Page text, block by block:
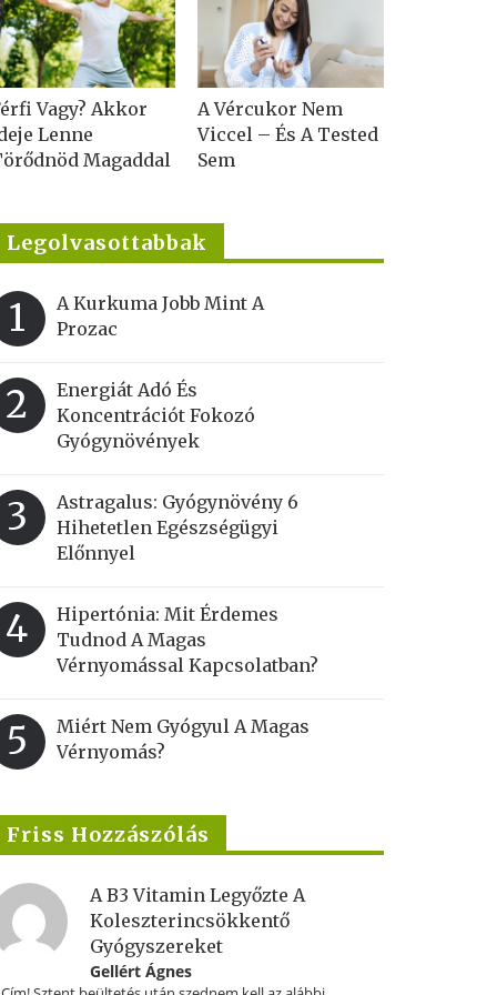
Vagy? Akkor
Lenne
Magaddal
A Vércukor Nem
Viccel – És A Tested
Sem
Legolvasottabbak
1
A Kurkuma Jobb Mint A
Prozac
2
Energiát Adó És
Koncentrációt Fokozó
Gyógynövények
3
Astragalus: Gyógynövény 6
Hihetetlen Egészségügyi
Előnnyel
4
Hipertónia: Mit Érdemes
Tudnod A Magas
Vérnyomással Kapcsolatban?
5
Miért Nem Gyógyul A Magas
Vérnyomás?
Friss Hozzászólás
A B3 Vitamin Legyőzte A
Koleszterincsökkentő
Gyógyszereket
Gellért Ágnes